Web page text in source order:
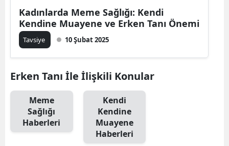
Bursa
Çankırı
Çorum
Edirne
Kadınlarda Meme Sağlığı: Kendi
Kendine Muayene ve Erken Tanı Önemi
Tavsiye 10 Şubat 2025
Erken Tanı İle İlişkili Konular
Meme
Sağlığı
Haberleri
Kendi
Kendine
Muayene
Haberleri